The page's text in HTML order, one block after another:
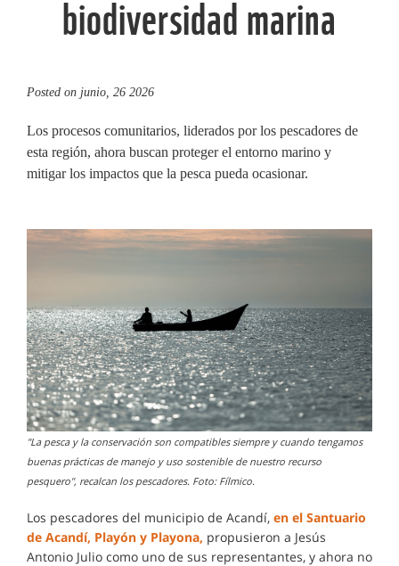
biodiversidad marina
Posted on junio, 26 2026
Los procesos comunitarios, liderados por los pescadores de
esta región, ahora buscan proteger el entorno marino y
mitigar los impactos que la pesca pueda ocasionar.
"La pesca y la conservación son compatibles siempre y cuando tengamos
buenas prácticas de manejo y uso sostenible de nuestro recurso
pesquero", recalcan los pescadores. Foto: Fílmico.
Los pescadores del municipio de Acandí, en el Santuario
de Acandí, Playón y Playona, propusieron a Jesús
Antonio Julio como uno de sus representantes, y ahora no